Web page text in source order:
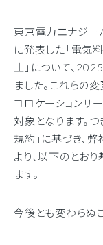
東京電力エナジー
に発表した「電気
止」について、
ました。これらの
コロケーションサ
対象となります。
規約」に基づき、
より、以下のとお
ます。
今後とも変わらぬ